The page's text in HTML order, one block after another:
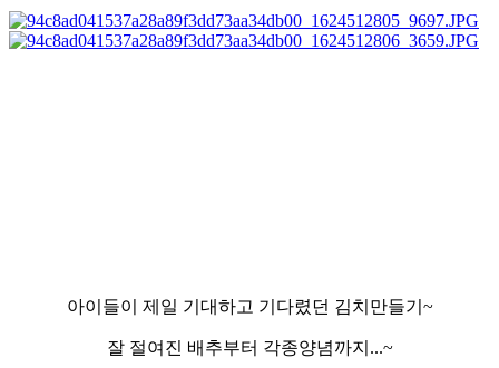
아이들이 제일 기대하고 기다렸던 김치만들기~
잘 절여진 배추부터 각종양념까지...~